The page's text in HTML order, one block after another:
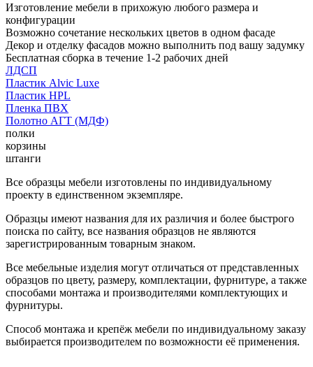
Изготовление мебели в прихожую любого размера и
конфигурации
Возможно сочетание нескольких цветов в одном фасаде
Декор и отделку фасадов можно выполнить под вашу задумку
Бесплатная сборка в течение 1-2 рабочих дней
ЛДСП
Пластик Alvic Luxe
Пластик HPL
Пленка ПВХ
Полотно АГТ (МДФ)
полки
корзины
штанги
Все образцы мебели изготовлены по индивидуальному
проекту в единственном экземпляре.
Образцы имеют названия для их различия и более быстрого
поиска по сайту, все названия образцов не являются
зарегистрированным товарным знаком.
Все мебельные изделия могут отличаться от представленных
образцов по цвету, размеру, комплектации, фурнитуре, а также
способами монтажа и производителями комплектующих и
фурнитуры.
Способ монтажа и крепёж мебели по индивидуальному заказу
выбирается производителем по возможности её применения.